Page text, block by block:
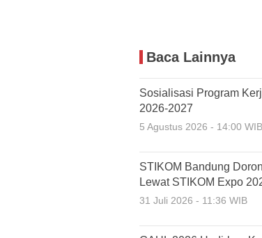
Baca Lainnya
Sosialisasi Program
2026-2027
5 Agustus 2026 - 14:00 WIB
STIKOM Bandung
Lewat STIKOM Expo
31 Juli 2026 - 11:36 WIB